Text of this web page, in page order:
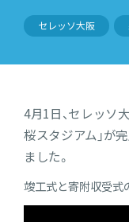
セレッソ大阪
4月1日、セレッソ
桜スタジアム」が
ました。
竣工式と寄附収受式